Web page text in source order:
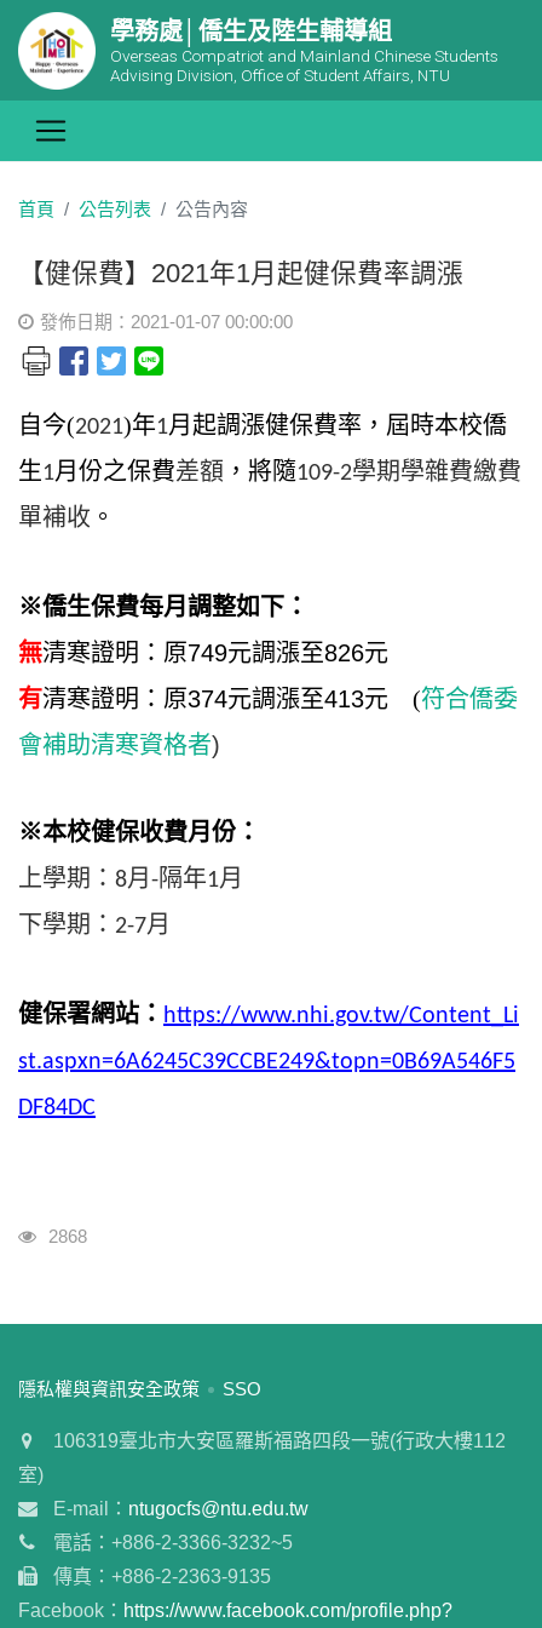
學務處│僑生及陸生輔導組
Overseas Compatriot and Mainland Chinese Students
Advising Division, Office of Student Affairs, NTU
首頁 公告列表 公告內容
【健保費】2021年1月起健保費率調漲
發佈日期：2021-01-07 00:00:00
自今(2021)年1月起調漲健保費率，屆時本校僑
生 1月份之保費差額 ，將隨109-2學期學雜費繳費
單補收 。
※僑生保費每月調整如下：
無清寒證明：原749元調漲至826元
有清寒證明：原374元調漲至413元 (符合僑委
會補助清寒資格者)
※本校健保收費月份：
上學期： 8月 -隔年1月
下學期： 2-7月
健保署網站： https://www.nhi.gov.tw/Content_Li
st.aspxn=6A6245C39CCBE249&topn=0B69A546F5
DF84DC
瀏覽人次
2868
:::
隱私權與資訊安全政策 SSO
106319臺北市大安區羅斯福路四段一號(行政大樓112
室)
E-mail： ntugocfs@ntu.edu.tw
電話：+886-2-3366-3232~5
傳真：+886-2-2363-9135
Facebook： https://www.facebook.com/profile.php?